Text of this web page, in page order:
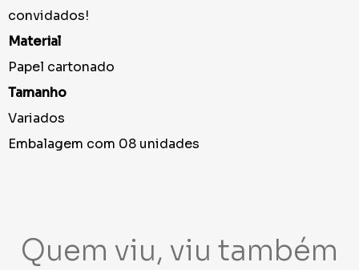
convidados!
Material
Papel cartonado
Tamanho
Variados
Embalagem com 08 unidades
Quem viu, viu também